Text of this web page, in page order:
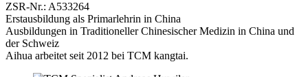
ZSR-Nr.: A533264
Erstausbildung als Primarlehrin in China
Ausbildungen in Traditioneller Chinesischer Medizin in China und
der Schweiz
Aihua arbeitet seit 2012 bei TCM kangtai.